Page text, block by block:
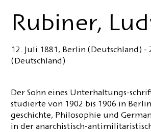
Rubiner,
12. Juli 1881, Berlin (Deutschland) -
(Deutschland)
Der Sohn eines Unterhaltungs-
studierte von 1902 bis 1906 in
geschichte, Philosophie und
in der anarchistisch-